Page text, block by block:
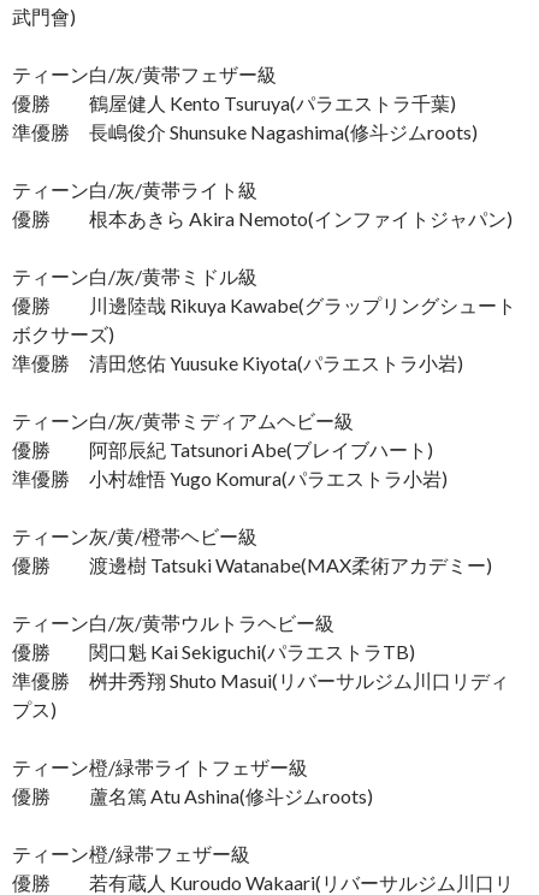
武門會)
ティーン白/灰/黄帯フェザー級
優勝 鶴屋健人 Kento Tsuruya(パラエストラ千葉)
準優勝 長嶋俊介 Shunsuke Nagashima(修斗ジムroots)
ティーン白/灰/黄帯ライト級
優勝 根本あきら Akira Nemoto(インファイトジャパン)
ティーン白/灰/黄帯ミドル級
優勝 川邊陸哉 Rikuya Kawabe(グラップリングシュート
ボクサーズ)
準優勝 清田悠佑 Yuusuke Kiyota(パラエストラ小岩)
ティーン白/灰/黄帯ミディアムヘビー級
優勝 阿部辰紀 Tatsunori Abe(ブレイブハート)
準優勝 小村雄悟 Yugo Komura(パラエストラ小岩)
ティーン灰/黄/橙帯ヘビー級
優勝 渡邊樹 Tatsuki Watanabe(MAX柔術アカデミー)
ティーン白/灰/黄帯ウルトラヘビー級
優勝 関口魁 Kai Sekiguchi(パラエストラTB)
準優勝 桝井秀翔 Shuto Masui(リバーサルジム川口リディ
プス)
ティーン橙/緑帯ライトフェザー級
優勝 蘆名篤 Atu Ashina(修斗ジムroots)
ティーン橙/緑帯フェザー級
優勝 若有蔵人 Kuroudo Wakaari(リバーサルジム川口リ